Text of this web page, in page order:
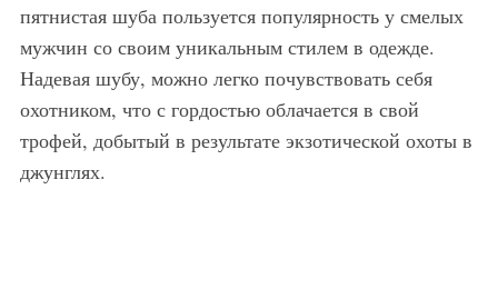
пятнистая шуба пользуется популярность у смелых
мужчин со своим уникальным стилем в одежде.
Надевая шубу, можно легко почувствовать себя
охотником, что с гордостью облачается в свой
трофей, добытый в результате экзотической охоты в
джунглях.